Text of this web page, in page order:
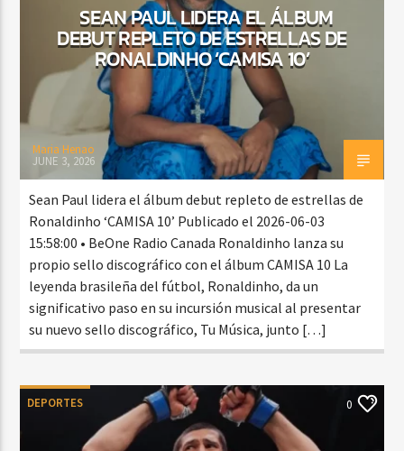
CURRENT SHOW
DJ MIX
12:00 AM 2:00 AM
Beone Radio
SEAN PAUL LIDERA EL ÁLBUM
DEBUT REPLETO DE ESTRELLAS DE
RONALDINHO ‘CAMISA 10’
Maria Henao
JUNE 3, 2026
Sean Paul lidera el álbum debut repleto de estrellas de
Ronaldinho ‘CAMISA 10’ Publicado el 2026-06-03
15:58:00 • BeOne Radio Canada Ronaldinho lanza su
propio sello discográfico con el álbum CAMISA 10 La
leyenda brasileña del fútbol, Ronaldinho, da un
significativo paso en su incursión musical al presentar
su nuevo sello discográfico, Tu Música, junto […]
DEPORTES 0